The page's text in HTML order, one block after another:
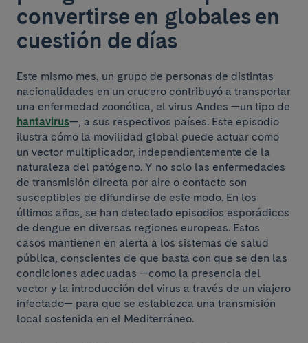
convertirse en globales en
cuestión de días
Este mismo mes, un grupo de personas de distintas
nacionalidades en un crucero contribuyó a transportar
una enfermedad zoonótica, el virus Andes —un tipo de
hantavirus—, a sus respectivos países. Este episodio
ilustra cómo la movilidad global puede actuar como
un vector multiplicador, independientemente de la
naturaleza del patógeno. Y no solo las enfermedades
de transmisión directa por aire o contacto son
susceptibles de difundirse de este modo. En los
últimos años, se han detectado episodios esporádicos
de dengue en diversas regiones europeas. Estos
casos mantienen en alerta a los sistemas de salud
pública, conscientes de que basta con que se den las
condiciones adecuadas —como la presencia del
vector y la introducción del virus a través de un viajero
infectado— para que se establezca una transmisión
local sostenida en el Mediterráneo.